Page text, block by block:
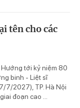
tên cho các
tới kỷ niệm 80
binh - Liệt sĩ
7/2027), TP. Hà Nội
đoạn cao ...